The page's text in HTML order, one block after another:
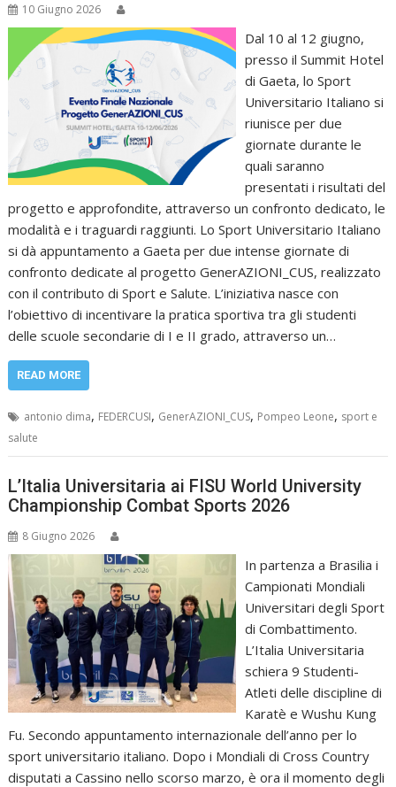
10 Giugno 2026
Dal 10 al 12 giugno,
presso il Summit Hotel
di Gaeta, lo Sport
Universitario Italiano si
riunisce per due
giornate durante le
quali saranno
presentati i risultati del
progetto e approfondite, attraverso un confronto dedicato, le
modalità e i traguardi raggiunti. Lo Sport Universitario Italiano
si dà appuntamento a Gaeta per due intense giornate di
confronto dedicate al progetto GenerAZIONI_CUS, realizzato
con il contributo di Sport e Salute. L’iniziativa nasce con
l’obiettivo di incentivare la pratica sportiva tra gli studenti
delle scuole secondarie di I e II grado, attraverso un…
READ MORE
antonio dima, FEDERCUSI, GenerAZIONI_CUS, Pompeo Leone, sport e
salute
L’Italia Universitaria ai FISU World University
Championship Combat Sports 2026
8 Giugno 2026
In partenza a Brasilia i
Campionati Mondiali
Universitari degli Sport
di Combattimento.
L’Italia Universitaria
schiera 9 Studenti-
Atleti delle discipline di
Karatè e Wushu Kung
Fu. Secondo appuntamento internazionale dell’anno per lo
sport universitario italiano. Dopo i Mondiali di Cross Country
disputati a Cassino nello scorso marzo, è ora il momento degli